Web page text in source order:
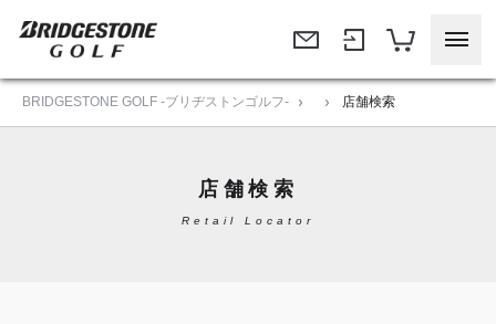
BRIDGESTONE GOLF -ブリヂストンゴルフ- 店舗検索
店舗検索
Retail Locator